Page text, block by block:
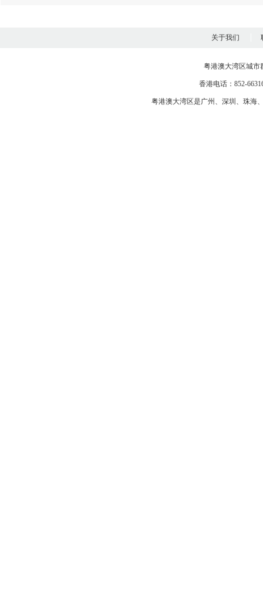
关于我们
粤港澳大湾区城市
香港电话：852-
粤港澳大湾区是广州 、 深圳 、 珠海